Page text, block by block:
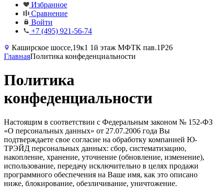
Избранное
Сравнение
Войти
+7 (495) 921-56-74
Каширское шоссе,19к1 1й этаж МФТК пав.1Р26
ГлавнаяПолитика конфеденциальности
Политика
конфеденциальности
Настоящим в соответствии с Федеральным законом № 152-ФЗ
«О персональных данных» от 27.07.2006 года Вы
подтверждаете свое согласие на обработку компанией Ю-
ТРЭЙД персональных данных: сбор, систематизацию,
накопление, хранение, уточнение (обновление, изменение),
использование, передачу исключительно в целях продажи
программного обеспечения на Ваше имя, как это описано
ниже, блокирование, обезличивание, уничтожение.